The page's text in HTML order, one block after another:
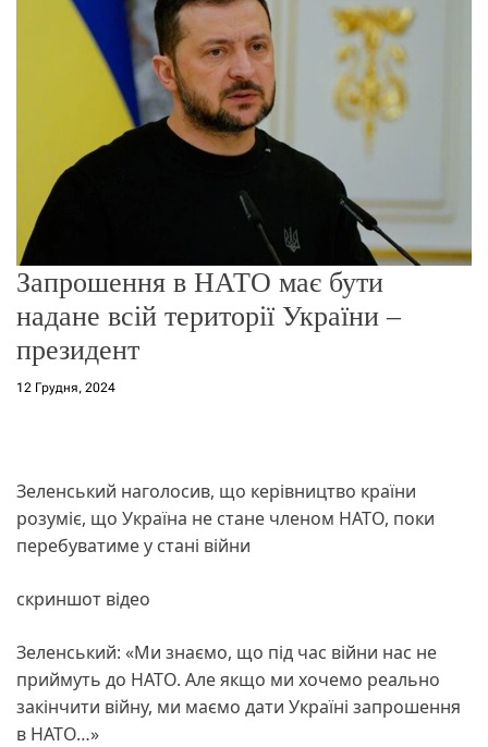
о
р
е
ж
и
м
у
Запрошення в НАТО має бути
надане всій території України –
президент
12 Грудня, 2024
Зеленський наголосив, що керівництво країни
розуміє, що Україна не стане членом НАТО, поки
перебуватиме у стані війни
скриншот відео
Зеленський: «Ми знаємо, що під час війни нас не
приймуть до НАТО. Але якщо ми хочемо реально
закінчити війну, ми маємо дати Україні запрошення
в НАТО…»